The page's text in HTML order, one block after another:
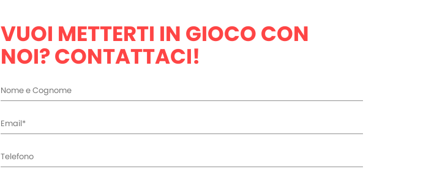
VUOI METTERTI IN GIOCO CON
NOI? CONTATTACI!